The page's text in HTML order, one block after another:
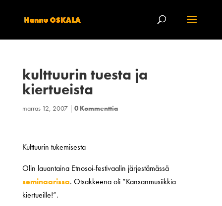
kulttuurin tuesta ja
kiertueista
marras 12, 2007| 0 Kommenttia
Kulttuurin tukemisesta
Olin lauantaina Etnosoi-festivaalin järjestämässä
seminaarissa. Otsakkeena oli ”Kansanmusiikkia
kiertueille!”.